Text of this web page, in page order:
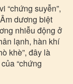
“chứng suyễn”,
dương biệt
nhiễu động ở
lạnh, hàn khí
khè”, đây là
“chứng